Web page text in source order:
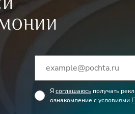
Bux 149
Я соглашаюсь получать
ознакомление с условиями